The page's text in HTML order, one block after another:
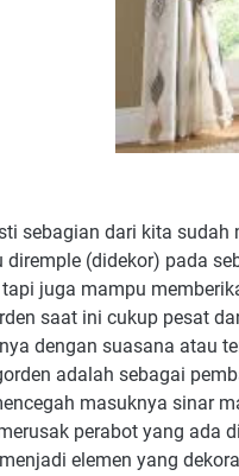
sebagian dari kita
(didekor) pada
juga mampu
saat ini cukup pesat
dengan suasana atau
adalah sebagai
masuknya sinar
perabot yang ada
elemen yang